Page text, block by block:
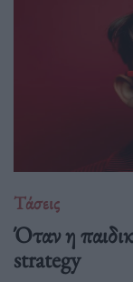
Τάσεις
Όταν η
strategy